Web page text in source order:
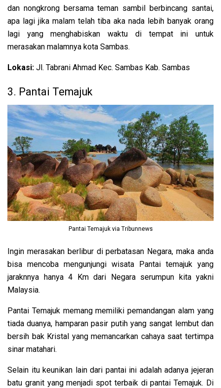
dan nongkrong bersama teman sambil berbincang santai,
apa lagi jika malam telah tiba aka nada lebih banyak orang
lagi yang menghabiskan waktu di tempat ini untuk
merasakan malamnya kota Sambas.
Lokasi: Jl. Tabrani Ahmad Kec. Sambas Kab. Sambas
3. Pantai Temajuk
Pantai Temajuk via Tribunnews
Ingin merasakan berlibur di perbatasan Negara, maka anda
bisa mencoba mengunjungi wisata Pantai temajuk yang
jaraknnya hanya 4 Km dari Negara serumpun kita yakni
Malaysia.
Pantai Temajuk memang memiliki pemandangan alam yang
tiada duanya, hamparan pasir putih yang sangat lembut dan
bersih bak Kristal yang memancarkan cahaya saat tertimpa
sinar matahari.
Selain itu keunikan lain dari pantai ini adalah adanya jejeran
batu granit yang menjadi spot terbaik di pantai Temajuk. Di